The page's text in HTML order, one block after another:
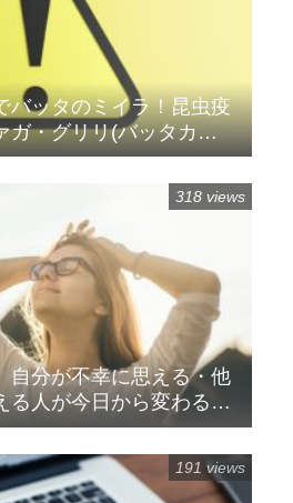
バッタのミイラ！昆虫疫
ガ・グリリ(バッタカ
自分が不幸に思える・他
る人が今日から変わる方
318 views
191 views